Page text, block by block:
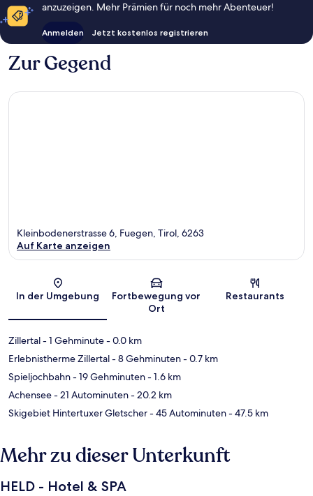
anzuzeigen. Mehr Prämien für noch mehr Abenteuer!
Anmelden Jetzt kostenlos registrieren
Zur Gegend
Karte
Kleinbodenerstrasse 6, Fuegen, Tirol, 6263
Auf Karte anzeigen
In der Umgebung
Fortbewegung vor
Ort
Restaurants
Zillertal- 1 Gehminute- 0.0 km
Erlebnistherme Zillertal- 8 Gehminuten- 0.7 km
Spieljochbahn- 19 Gehminuten- 1.6 km
Achensee- 21 Autominuten- 20.2 km
Skigebiet Hintertuxer Gletscher- 45 Autominuten- 47.5 km
Mehr zu dieser Unterkunft
HELD - Hotel & SPA